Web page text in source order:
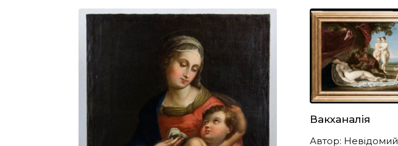
Вакханалія
Автор: Невідомий